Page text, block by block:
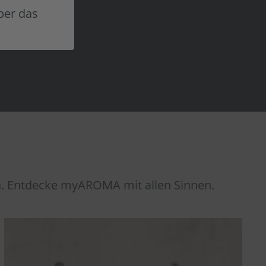
das
myAROMA mit allen Sinnen.